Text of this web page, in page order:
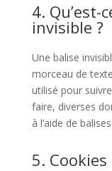
4. Qu’est-
invisible ?
Une balise
morceau de
utilisé pour
faire, diverses
à l’aide de
5. Cookies